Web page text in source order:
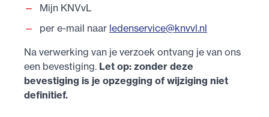
Mijn KNVvL
per e-mail naar ledenservice@knvvl.nl
Na verwerking van je verzoek ontvang je van ons
een bevestiging. Let op: zonder deze
bevestiging is je opzegging of wijziging niet
definitief.